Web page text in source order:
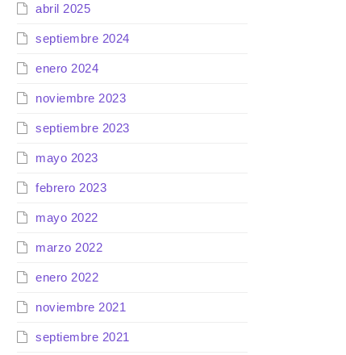
abril 2025
septiembre 2024
enero 2024
noviembre 2023
septiembre 2023
mayo 2023
febrero 2023
mayo 2022
marzo 2022
enero 2022
noviembre 2021
septiembre 2021